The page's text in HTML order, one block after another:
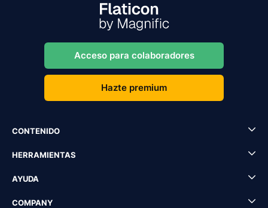
Acceso para colaboradores
Hazte premium
CONTENIDO
HERRAMIENTAS
AYUDA
COMPANY